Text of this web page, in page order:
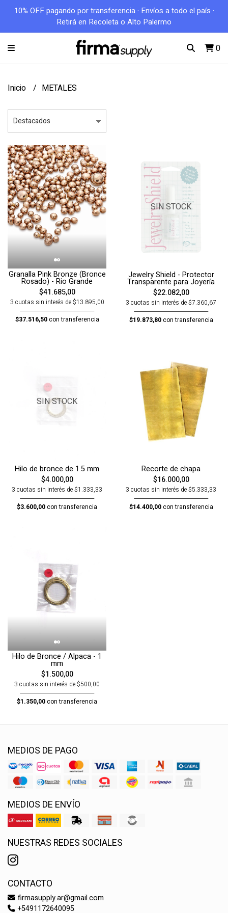
10% OFF pagando por transferencia · Envíos a todo el país ·
Retirá en Recoleta o Alto Palermo
0
Inicio METALES
Granalla Pink Bronze (Bronce
Rosado) - Rio Grande
$41.685,00
3 cuotas sin interés de $13.895,00
$37.516,50con transferencia
SIN STOCK
Jewelry Shield - Protector
Transparente para Joyería
$22.082,00
3 cuotas sin interés de $7.360,67
$19.873,80con transferencia
SIN STOCK
Hilo de bronce de 1.5 mm
$4.000,00
3 cuotas sin interés de $1.333,33
$3.600,00con transferencia
Recorte de chapa
$16.000,00
3 cuotas sin interés de $5.333,33
$14.400,00con transferencia
Hilo de Bronce / Alpaca - 1
mm
$1.500,00
3 cuotas sin interés de $500,00
$1.350,00con transferencia
MEDIOS DE PAGO
MEDIOS DE ENVÍO
NUESTRAS REDES SOCIALES
CONTACTO
firmasupply.ar@gmail.com
+5491172640095